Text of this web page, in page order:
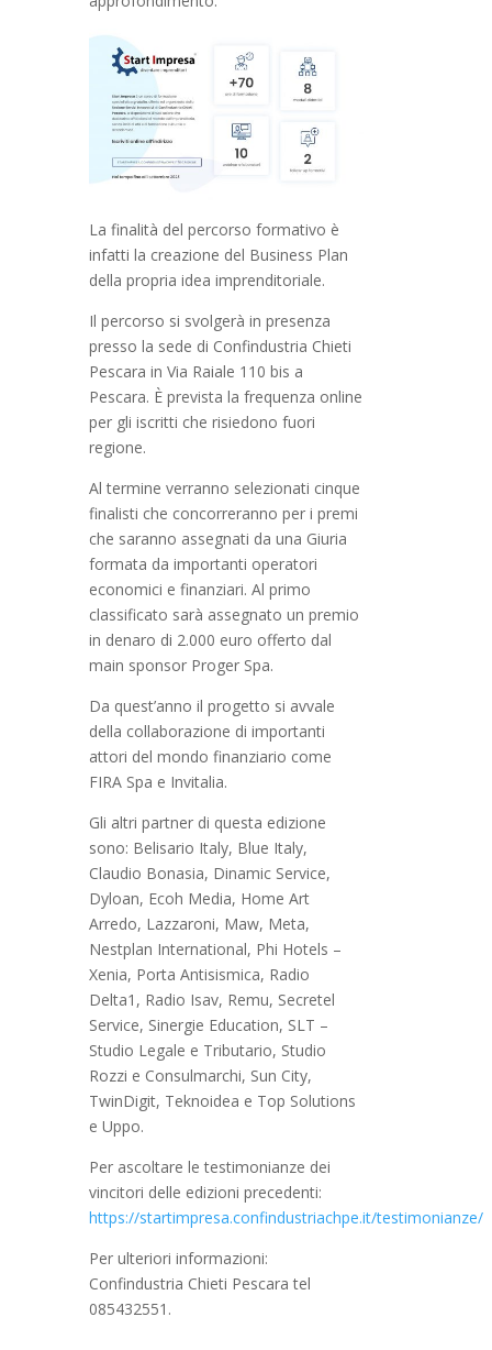
La finalità del percorso formativo è
infatti la creazione del Business Plan
della propria idea imprenditoriale.
Il percorso si svolgerà in presenza
presso la sede di Confindustria Chieti
Pescara in Via Raiale 110 bis a
Pescara. È prevista la frequenza online
per gli iscritti che risiedono fuori
regione.
Al termine verranno selezionati cinque
finalisti che concorreranno per i premi
che saranno assegnati da una Giuria
formata da importanti operatori
economici e finanziari. Al primo
classificato sarà assegnato un premio
in denaro di 2.000 euro offerto dal
main sponsor Proger Spa.
Da quest’anno il progetto si avvale
della collaborazione di importanti
attori del mondo finanziario come
FIRA Spa e Invitalia.
Gli altri partner di questa edizione
sono: Belisario Italy, Blue Italy,
Claudio Bonasia, Dinamic Service,
Dyloan, Ecoh Media, Home Art
Arredo, Lazzaroni, Maw, Meta,
Nestplan International, Phi Hotels –
Xenia, Porta Antisismica, Radio
Delta1, Radio Isav, Remu, Secretel
Service, Sinergie Education, SLT –
Studio Legale e Tributario, Studio
Rozzi e Consulmarchi, Sun City,
TwinDigit, Teknoidea e Top Solutions
e Uppo.
Per ascoltare le testimonianze dei
vincitori delle edizioni precedenti:
https://startimpresa.confindustriachpe.it/testimonianze/
Per ulteriori informazioni:
Confindustria Chieti Pescara tel
085432551.